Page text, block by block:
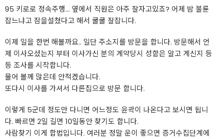
95 키로로 정속주행... 옆에서 직원은 아주 잘자고있죠? 어제 밤 불륜
잡느냐고 잠을설쳤다고 해서 쿨쿨 잘잡니다.
이제 일을 한번 해볼까요.. 일단 주소지를 방문을 합니다. 방문해서 언
제 이사오셨는지 부터 이사가신 분의 계약당시 성함은 알고 계신지 등
등 조사를 시작합니다.
물어 볼께 많은데 안적겠습니다.
또다시 이사를 가셔서 다른집으로 방문 합니다.
이렇게 5군데 정도만 다니면 어느정도 윤곽이 나온다고 보시면 됩니
다. 빠르면 2일 길면 10일동안 찾기도 합니다.
사람찾기 이게 합법입니다. 여러분 정말 운이 좋으면 증거수집단계에